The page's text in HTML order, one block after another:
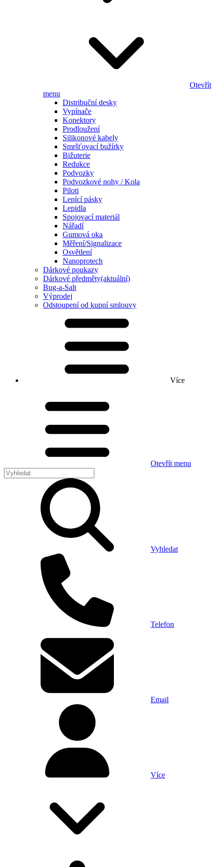
Otevřít
menu
Distribuční desky
Vypínače
Konektory
Prodloužení
Silikonové kabely
Smršťovací bužírky
Bižuterie
Redukce
Podvozky
Podvozkové nohy / Kola
Piloti
Lepící pásky
Lepidla
Spojovací materiál
Nářadí
Gumová oka
Měření/Signalizace
Osvětlení
Nanoprotech
Dárkové poukazy
Dárkové předměty(aktuální)
Bug-a-Salt
Výprodej
Odstoupení od kupní smlouvy
Více
Otevřít menu
Vyhledat
Telefon
Email
Více